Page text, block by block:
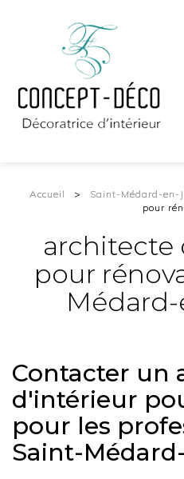
Accueil Saint-Médard-en-
pour
architecte
pour
Médard-
Contacter un
d'intérieur
pour les
Saint-